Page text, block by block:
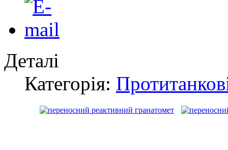
Деталі
Категорія: